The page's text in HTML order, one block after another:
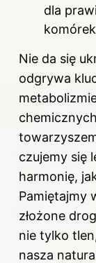
dla
komórek
Nie da się
odgrywa
czujemy się
harmonię,
Pamiętajmy
złożone
nie tylko
nasza